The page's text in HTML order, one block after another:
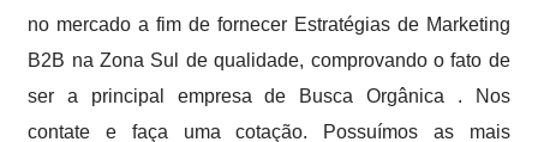
no mercado a fim de fornecer Estratégias de Marketing
B2B na Zona Sul de qualidade, comprovando o fato de
ser a principal empresa de Busca Orgânica . Nos
contate e faça uma cotação. Possuímos as mais